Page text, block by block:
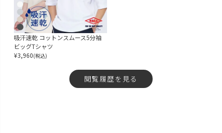
吸汗速乾 コットンスムース5分袖
ビッグTシャツ
¥3,960(税込)
閲覧履歴を見る